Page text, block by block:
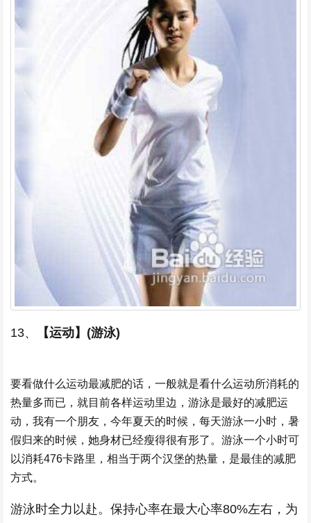
13、 【运动】(游泳)
要看做什么运动最减肥的话，一般就是看什么运动所消耗的
热量多而已，就目前各样运动里边，游泳是最好的减肥运
动，我有一个朋友，今年夏天的时候，每天游泳一小时，暑
假归来的时候，她身材已经瘦得很有形了。游泳一个小时可
以消耗476卡路里，相当于两个汉堡的热量，是最佳的减肥
方式。
游泳时全力以赴。保持心率在最大心率80%左右，为